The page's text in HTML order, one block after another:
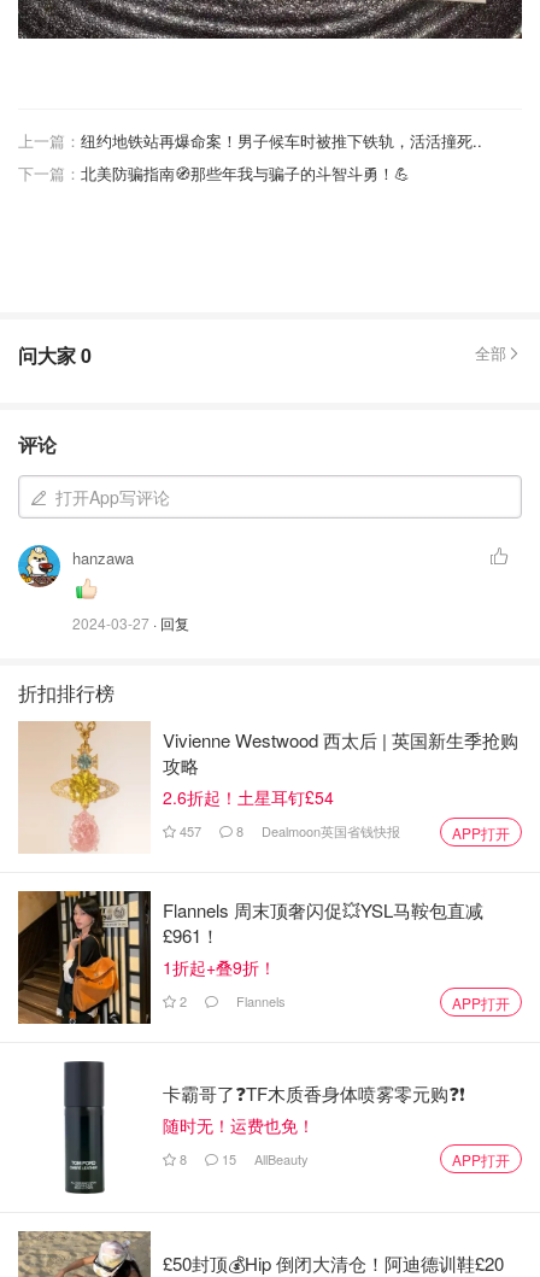
上一篇： 纽约地铁站再爆命案！男子候车时被推下铁轨，活活撞死..
下一篇： 北美防骗指南🧭那些年我与骗子的斗智斗勇！💪
问大家0 全部
评论
打开App写评论
hanzawa
2024-03-27 · 回复
折扣排行榜
Vivienne Westwood 西太后 | 英国新生季抢购
攻略
2.6折起！土星耳钉£54
457 8 Dealmoon英国省钱快报 APP打开
Flannels 周末顶奢闪促💥YSL马鞍包直减
£961！
1折起+叠9折！
2 Flannels APP打开
卡霸哥了❓TF木质香身体喷雾零元购❓❗
随时无！运费也免！
8 15 AllBeauty APP打开
£50封顶💰Hip 倒闭大清仓！阿迪德训鞋£20